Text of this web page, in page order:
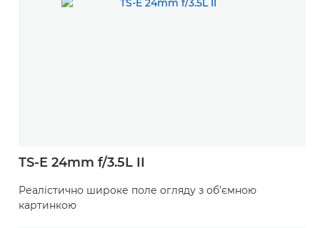
TS-E 24mm f/3.5L II
Реалістично широке поле огляду з об’ємною
картинкою